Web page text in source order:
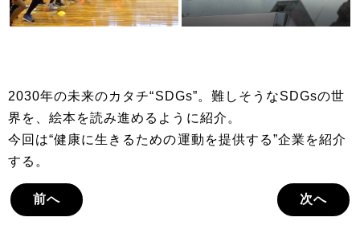
2030年の未来のカタチ“SDGs”。難しそうなSDGsの世
界を、絵本を読み進めるように紹介。
今回は“健康に生きるための運動を提供する”企業を紹介
する。
前へ 次へ